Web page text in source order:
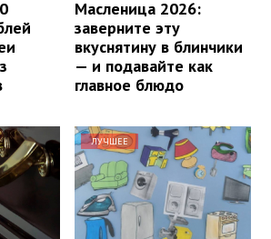
Масленица 2026:
заверните эту
вкуснятину в блинчики
— и подавайте как
главное блюдо
ЛУЧШЕЕ